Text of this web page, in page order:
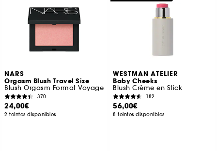
NARS
Orgasm Blush Travel Size
Blush Orgasm Format Voyage
370
24,00€
2 teintes disponibles
WESTMAN ATELIER
Baby Cheeks
Blush Crème en Stick
182
56,00€
8 teintes disponibles